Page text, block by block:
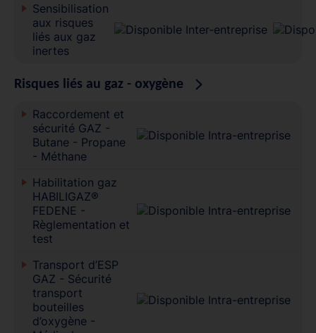
Sensibilisation
aux risques
liés aux gaz
inertes
Risques liés au gaz - oxygène
Raccordement et
sécurité GAZ -
Butane - Propane
- Méthane
Habilitation gaz
HABILIGAZ®
FEDENE -
Règlementation et
test
Transport d’ESP
GAZ - Sécurité
transport
bouteilles
d’oxygène -